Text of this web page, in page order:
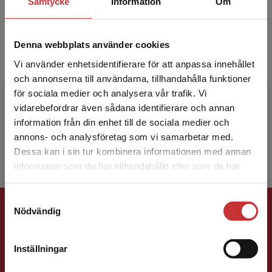
Denna webbplats använder cookies
Vi använder enhetsidentifierare för att anpassa innehållet
och annonserna till användarna, tillhandahålla funktioner
för sociala medier och analysera vår trafik. Vi
vidarebefordrar även sådana identifierare och annan
information från din enhet till de sociala medier och
annons- och analysföretag som vi samarbetar med.
Dessa kan i sin tur kombinera informationen med annan
information som du har tillhandahållit eller som de har
Nödvändig
Inställningar
Begränsad fraktregion
Det verkar som att du besöker
studentlitteratur.se via en enhet utanför Sverige.
Vi erbjuder inte leveranser utanför Sverige. För
att kunna slutföra ett köp måste
Sven Krigsman
Sven Krigsman var auktoriserad translator från
engelska, reservofficer i Flygvapnet och
översättare.